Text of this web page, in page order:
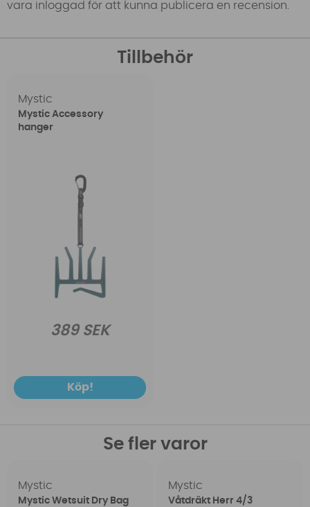
vara inloggad för att kunna publicera en recension.
Tillbehör
Mystic
Mystic Accessory
hanger
389 SEK
Köp!
Se fler varor
Mystic
Mystic Wetsuit Dry Bag
Mystic
Våtdräkt Herr 4/3